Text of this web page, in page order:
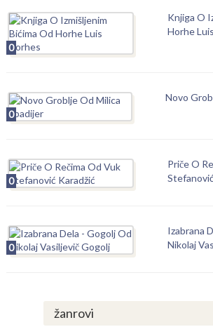
0
Knjiga O
Horhe
0
Novo
0
Priče O
0
Izabrana
Nikolaj
žanrovi